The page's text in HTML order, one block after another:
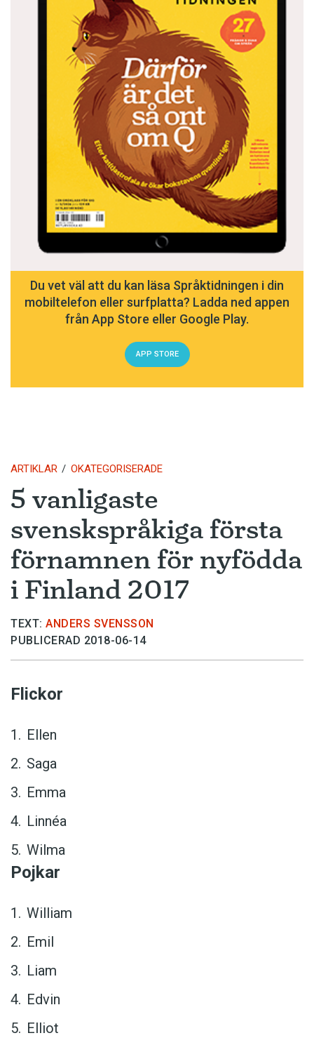
Du vet väl att du kan läsa Språktidningen i din
mobiltelefon eller surfplatta? Ladda ned appen
från App Store eller Google Play.
APP STORE
ARTIKLAR OKATEGORISERADE
5 vanligaste
svenskspråkiga första
förnamnen för nyfödda
i Finland 2017
TEXT: ANDERS SVENSSON
PUBLICERAD 2018-06-14
Flickor
Ellen
Saga
Emma
Linnéa
Wilma
Pojkar
William
Emil
Liam
Edvin
Elliot